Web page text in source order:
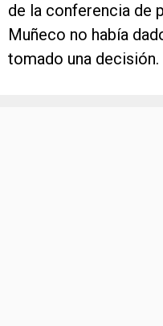
de la conferencia de
Muñeco no había
tomado una decisión.